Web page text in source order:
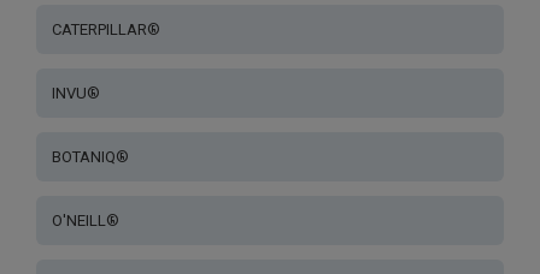
CATERPILLAR®
INVU®
BOTANIQ®
O'NEILL®